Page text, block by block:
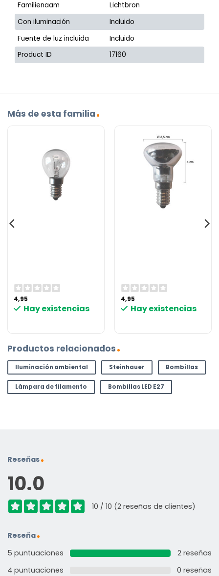
Familienaam
Lichtbron
Con iluminación
Incluido
Fuente de luz incluida
Incluido
Product ID
17160
Más de esta familia
4,95
Hay existencias
4,95
Hay existencias
Productos relacionados
Iluminación ambiental Steinhauer Bombillas
Lámpara de filamento Bombillas LED E27
Reseñas
10.0
10 / 10 (2 reseñas de clientes)
Reseña
5 puntuaciones
2 reseñas
4 puntuaciones
0 reseñas